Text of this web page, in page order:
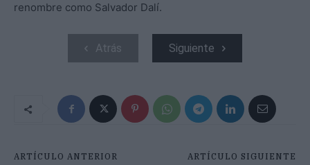
renombre como Salvador Dalí.
Atrás Siguiente
ARTÍCULO ANTERIOR ARTÍCULO SIGUIENTE